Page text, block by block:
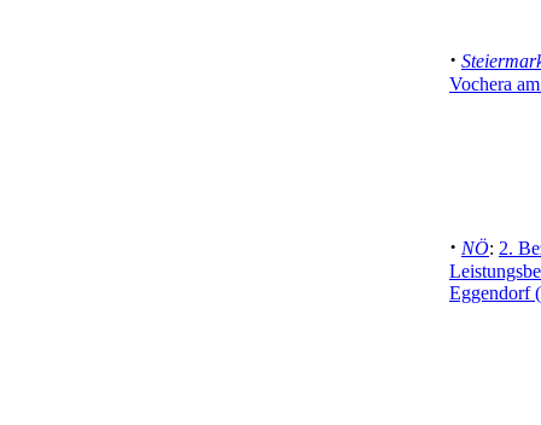
·
Vochera
· NÖ: 2.
Eggendorf